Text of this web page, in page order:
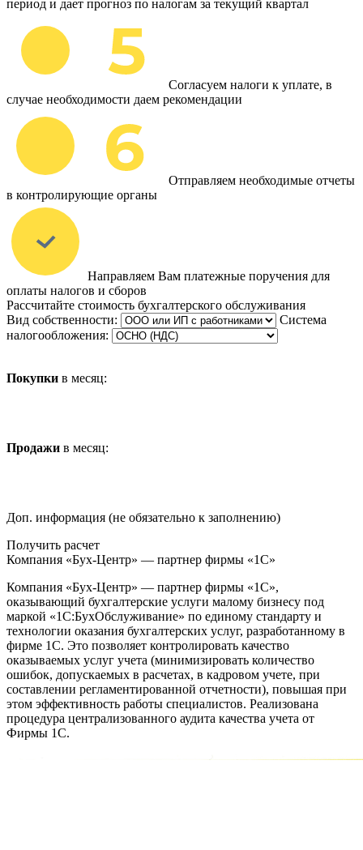
период и дает прогноз по налогам за текущий квартал
Согласуем налоги к уплате, в
случае необходимости даем рекомендации
Отправляем необходимые отчеты
в контролирующие органы
Направляем Вам платежные поручения для
оплаты налогов и сборов
Рассчитайте стоимость бухгалтерского обслуживания
Вид собственности:
Система
налогообложения:
Покупки в месяц:
Продажи в месяц:
Доп. информация (не обязательно к заполнению)
Получить расчет
Компания «Бух-Центр» — партнер фирмы «1С»
Компания «Бух-Центр» — партнер фирмы «1С»,
оказывающий бухгалтерские услуги малому бизнесу под
маркой «1С:БухОбслуживание» по единому стандарту и
технологии оказания бухгалтерских услуг, разработанному в
фирме 1С. Это позволяет контролировать качество
оказываемых услуг учета (минимизировать количество
ошибок, допускаемых в расчетах, в кадровом учете, при
составлении регламентированной отчетности), повышая при
этом эффективность работы специалистов. Реализована
процедура централизованного аудита качества учета от
Фирмы 1С.